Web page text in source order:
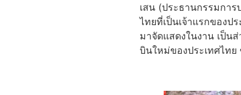
เสน (ประธานกรรมกา
ไทยที่เป็นเจ้าแรกของป
มาจัดแสดงในงาน เป็น
บินใหม่ของประเทศไท